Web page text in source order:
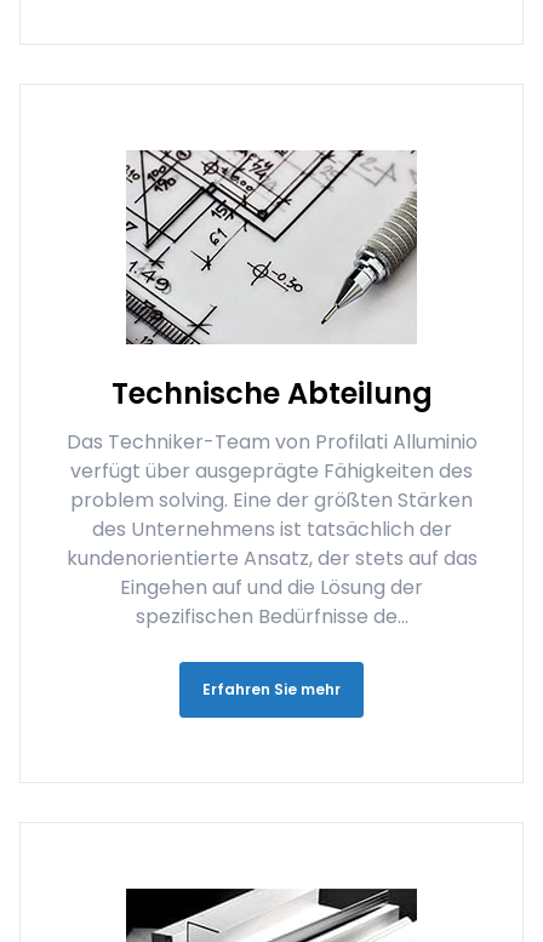
Technische Abteilung
Das Techniker-Team von Profilati Alluminio
verfügt über ausgeprägte Fähigkeiten des
problem solving. Eine der größten Stärken
des Unternehmens ist tatsächlich der
kundenorientierte Ansatz, der stets auf das
Eingehen auf und die Lösung der
spezifischen Bedürfnisse de...
Erfahren Sie mehr